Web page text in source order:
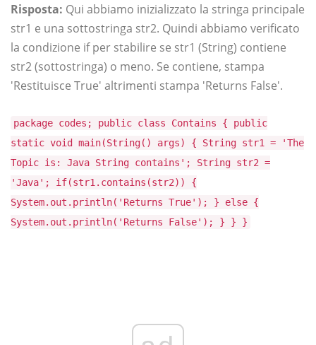
Risposta: Qui abbiamo inizializzato la stringa principale
str1 e una sottostringa str2. Quindi abbiamo verificato
la condizione if per stabilire se str1 (String) contiene
str2 (sottostringa) o meno. Se contiene, stampa
'Restituisce True' altrimenti stampa 'Returns False'.
package codes; public class Contains { public
static void main(String() args) { String str1 = 'The
Topic is: Java String contains'; String str2 =
'Java'; if(str1.contains(str2)) {
System.out.println('Returns True'); } else {
System.out.println('Returns False'); } } }